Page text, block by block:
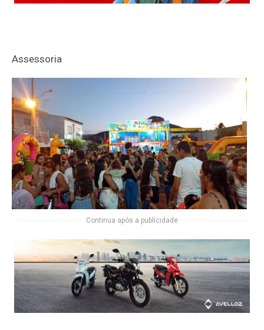
Assessoria
Continua após a publicidade